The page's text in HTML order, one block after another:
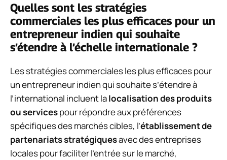
Quelles sont les stratégies
commerciales les plus efficaces pour un
entrepreneur indien qui souhaite
s’étendre à l’échelle internationale ?
Les stratégies commerciales les plus efficaces pour
un entrepreneur indien qui souhaite s’étendre à
l’international incluent lalocalisation des produits
ou servicespour répondre aux préférences
spécifiques des marchés cibles, l’établissement de
partenariats stratégiquesavec des entreprises
locales pour faciliter l’entrée sur le marché,